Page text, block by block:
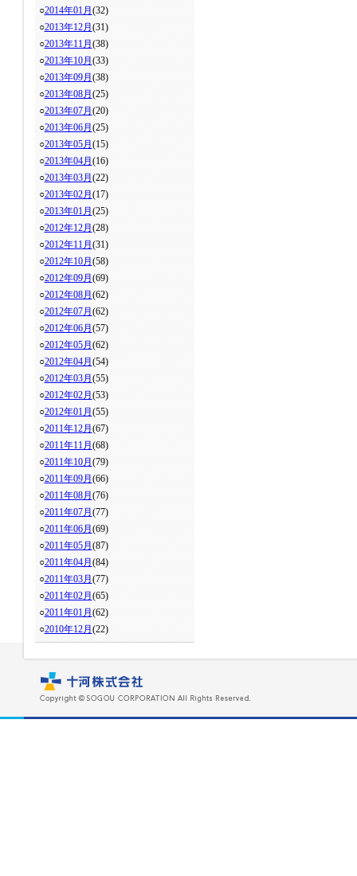
○2014年01月 (32)
○2013年12月 (31)
○2013年11月 (38)
○2013年10月 (33)
○2013年09月 (38)
○2013年08月 (25)
○2013年07月 (20)
○2013年06月 (25)
○2013年05月 (15)
○2013年04月 (16)
○2013年03月 (22)
○2013年02月 (17)
○2013年01月 (25)
○2012年12月 (28)
○2012年11月 (31)
○2012年10月 (58)
○2012年09月 (69)
○2012年08月 (62)
○2012年07月 (62)
○2012年06月 (57)
○2012年05月 (62)
○2012年04月 (54)
○2012年03月 (55)
○2012年02月 (53)
○2012年01月 (55)
○2011年12月 (67)
○2011年11月 (68)
○2011年10月 (79)
○2011年09月 (66)
○2011年08月 (76)
○2011年07月 (77)
○2011年06月 (69)
○2011年05月 (87)
○2011年04月 (84)
○2011年03月 (77)
○2011年02月 (65)
○2011年01月 (62)
○2010年12月 (22)